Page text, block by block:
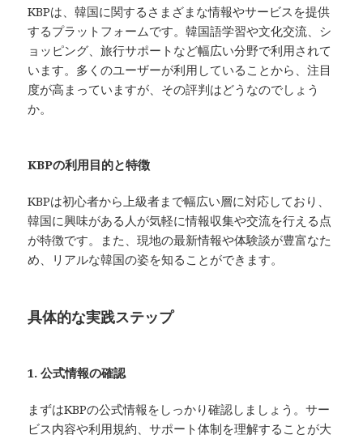
KBPは、韓国に関するさまざまな情報やサービスを提供
するプラットフォームです。韓国語学習や文化交流、シ
ョッピング、旅行サポートなど幅広い分野で利用されて
います。多くのユーザーが利用していることから、注目
度が高まっていますが、その評判はどうなのでしょう
か。
KBPの利用目的と特徴
KBPは初心者から上級者まで幅広い層に対応しており、
韓国に興味がある人が気軽に情報収集や交流を行える点
が特徴です。また、現地の最新情報や体験談が豊富なた
め、リアルな韓国の姿を知ることができます。
具体的な実践ステップ
1. 公式情報の確認
まずはKBPの公式情報をしっかり確認しましょう。サー
ビス内容や利用規約、サポート体制を理解することが大